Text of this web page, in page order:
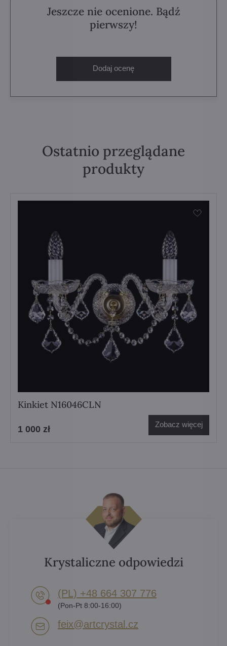
Jeszcze nie ocenione. Bądź
pierwszy!
Dodaj ocenę
Ostatnio przeglądane
produkty
Kinkiet N16046CLN
1 000 zł Zobacz więcej
Krystaliczne odpowiedzi
(PL) +48 664 307 776
(Pon-Pt 8:00-16:00)
feix​@artcrystal​.cz